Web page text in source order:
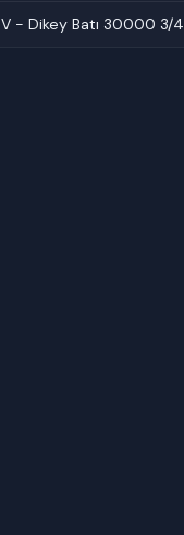
- Dikey Batı 30000 3/4